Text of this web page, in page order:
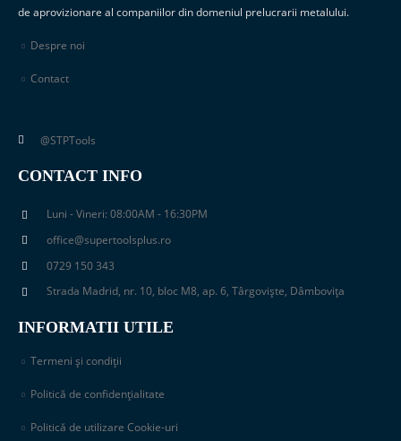
de aprovizionare al companiilor din domeniul prelucrarii metalului.
Despre noi
Contact
@STPTools
CONTACT INFO
Luni - Vineri: 08:00AM - 16:30PM
office@supertoolsplus.ro
0729 150 343
Strada Madrid, nr. 10, bloc M8, ap. 6, Târgoviște, Dâmbovița
INFORMATII UTILE
Termeni și condiții
Politică de confidențialitate
Politică de utilizare Cookie-uri